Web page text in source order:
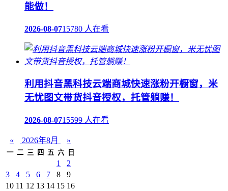
能做！
2026-08-0715780 人在看
利用抖音黑科技云端商城快速涨粉开橱窗，米
无忧图文带货抖音授权，托管躺赚！
2026-08-0715599 人在看
« 2026年8月 »
一 二 三 四 五 六 日
1
2
3
4 5 6 7 8
9
10 11 12 13 14 15 16